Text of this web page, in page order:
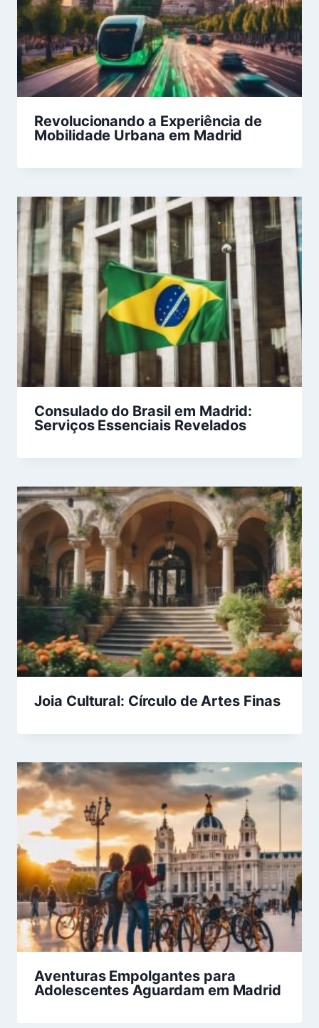
Revolucionando a Experiência de
Mobilidade Urbana em Madrid
Consulado do Brasil em Madrid:
Serviços Essenciais Revelados
Joia Cultural: Círculo de Artes Finas
Aventuras Empolgantes para
Adolescentes Aguardam em Madrid